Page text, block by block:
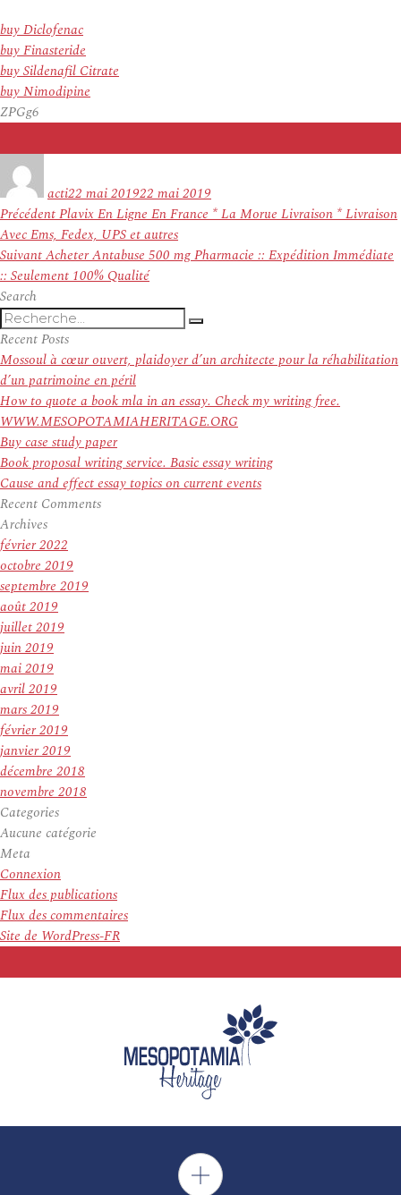
buy Diclofenac
buy Finasteride
buy Sildenafil Citrate
buy Nimodipine
ZPGg6
actile
22 mai 201922 mai 2019
Navigation
de
l’article
PrécédentArticle
précédent :
Plavix En Ligne En France * La Morue Livraison * Livraison
Avec Ems, Fedex, UPS et autres
SuivantArticle
suivant :
Acheter Antabuse 500 mg Pharmacie :: Expédition Immédiate
:: Seulement 100% Qualité
Search
Recherche
pour
:
Recherche
Recent Posts
Mossoul à cœur ouvert, plaidoyer d’un architecte pour la réhabilitation
d’un patrimoine en péril
How to quote a book mla in an essay. Check my writing free.
WWW.MESOPOTAMIAHERITAGE.ORG
Buy case study paper
Book proposal writing service. Basic essay writing
Cause and effect essay topics on current events
Recent Comments
Archives
février 2022
octobre 2019
septembre 2019
août 2019
juillet 2019
juin 2019
mai 2019
avril 2019
mars 2019
février 2019
janvier 2019
décembre 2018
novembre 2018
Categories
Aucune catégorie
Meta
Connexion
Flux des publications
Flux des commentaires
Site de WordPress-FR